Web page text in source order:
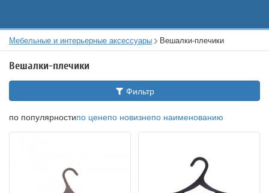
Мебельные и интерьерные аксессуары Вешалки-плечики
Вешалки-плечики
Фильтр
по популярностипо ценепо новизнепо наименованию